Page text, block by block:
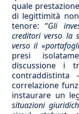
quale
di legittimità
tenore: “Gli
creditori verso la
verso il
presi
discussione i
correlazione
instaurare un
situazioni